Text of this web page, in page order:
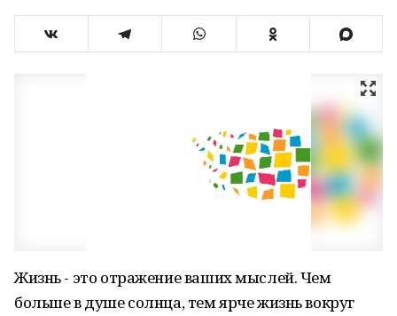
Жизнь - это отражение ваших мыслей. Чем
больше в душе солнца, тем ярче жизнь вокруг